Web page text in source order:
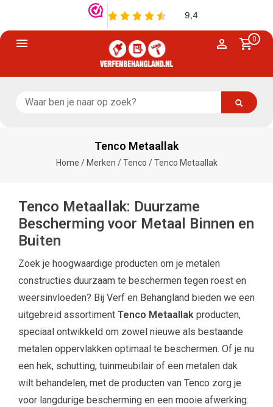
0
Tenco Metaallak
Home / Merken /Tenco /Tenco Metaallak
Tenco Metaallak: Duurzame
Bescherming voor Metaal Binnen en
Buiten
Zoek je hoogwaardige producten om je metalen
constructies duurzaam te beschermen tegen roest en
weersinvloeden? Bij Verf en Behangland bieden we een
uitgebreid assortiment Tenco Metaallak producten,
speciaal ontwikkeld om zowel nieuwe als bestaande
metalen oppervlakken optimaal te beschermen. Of je nu
een hek, schutting, tuinmeubilair of een metalen dak
wilt behandelen, met de producten van Tenco zorg je
voor langdurige bescherming en een mooie afwerking.